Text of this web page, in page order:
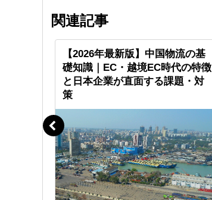
関連記事
【2026年最新版】中国物流の基
礎知識｜EC・越境EC時代の特徴
と日本企業が直面する課題・対
策